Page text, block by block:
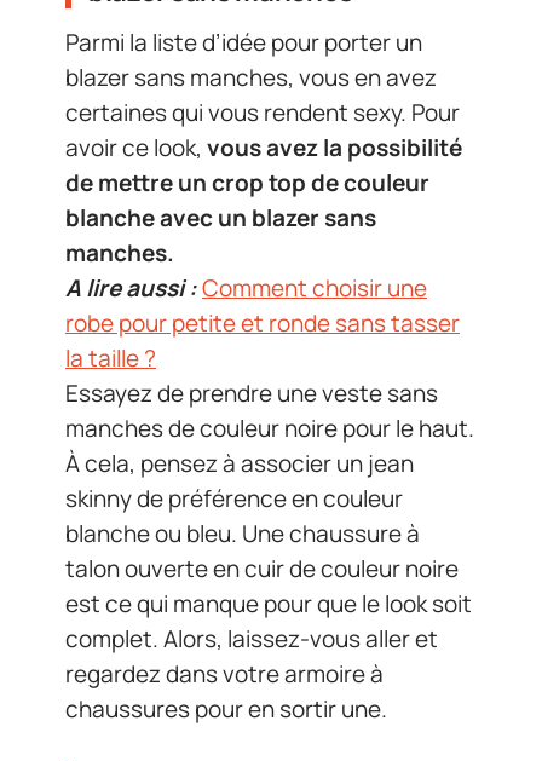
Parmi la liste d’idée pour porter un
blazer sans manches, vous en avez
certaines qui vous rendent sexy. Pour
avoir ce look, vous avez la possibilité
de mettre un crop top de couleur
blanche avec un blazer sans
manches.
A lire aussi :Comment choisir une
robe pour petite et ronde sans tasser
la taille ?
Essayez de prendre une veste sans
manches de couleur noire pour le haut.
À cela, pensez à associer un jean
skinny de préférence en couleur
blanche ou bleu. Une chaussure à
talon ouverte en cuir de couleur noire
est ce qui manque pour que le look soit
complet. Alors, laissez-vous aller et
regardez dans votre armoire à
chaussures pour en sortir une.